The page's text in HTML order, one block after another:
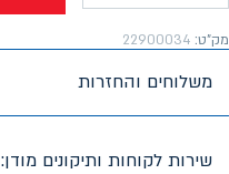
מק"ט: 22900034
משלוחים והחזרות
שירות לקוחות ותיקונים מודן: